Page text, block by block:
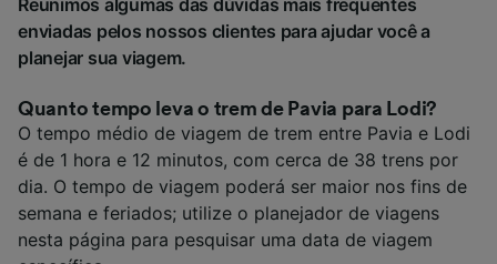
enviadas pelos nossos clientes para ajudar você a
planejar sua viagem.
Quanto tempo leva o trem de Pavia para Lodi?
O tempo médio de viagem de trem entre Pavia e Lodi
é de 1 hora e 12 minutos, com cerca de 38 trens por
dia. O tempo de viagem poderá ser maior nos fins de
semana e feriados; utilize o planejador de viagens
nesta página para pesquisar uma data de viagem